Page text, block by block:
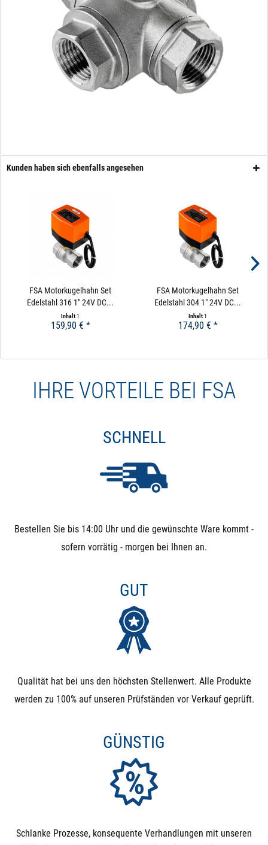
Kunden haben sich ebenfalls angesehen
FSA Motorkugelhahn Set
Edelstahl 316 1" 24V DC...
Inhalt1
159,90 € *
FSA Motorkugelhahn Set
Edelstahl 304 1" 24V DC...
Inhalt1
174,90 € *
IHRE VORTEILE BEI FSA
SCHNELL
Bestellen Sie bis 14:00 Uhr und die gewünschte Ware kommt -
sofern vorrätig - morgen bei Ihnen an.
GUT
Qualität hat bei uns den höchsten Stellenwert. Alle Produkte
werden zu 100% auf unseren Prüfständen vor Verkauf geprüft.
GÜNSTIG
Schlanke Prozesse, konsequente Verhandlungen mit unseren